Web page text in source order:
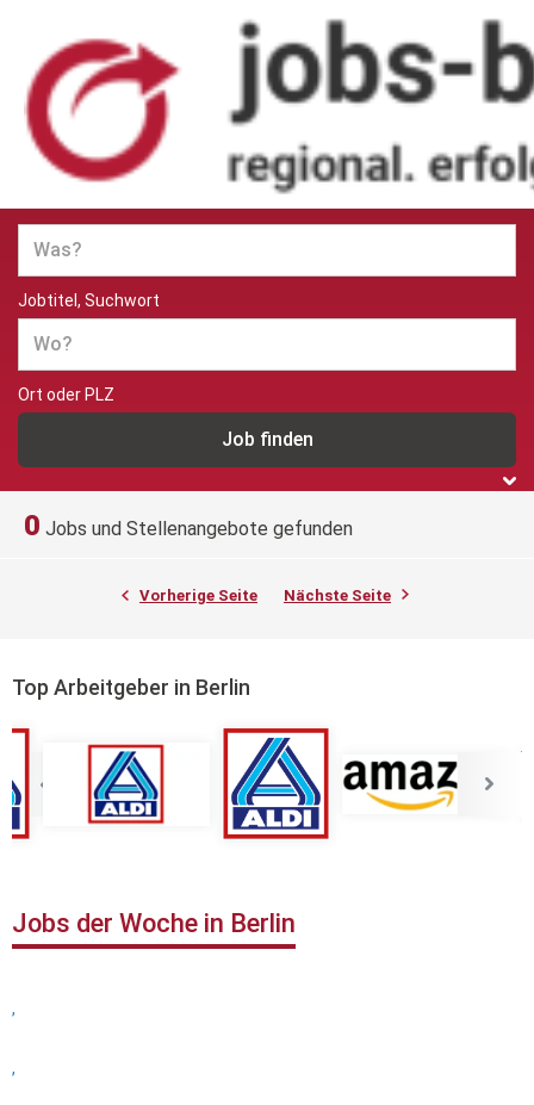
Jobs und Stellenangebote in
Berlin
Jobtitel, Suchwort
Ort oder PLZ
0 Jobs und Stellenangebote gefunden
Vorherige Seite Nächste Seite
Top Arbeitgeber in Berlin
Jobs der Woche in Berlin
,
,